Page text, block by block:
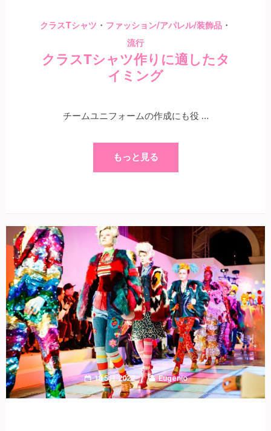
クラスTシャツ ・ ファッション/アパレル/装飾品 ・
流行
クラスTシャツ作りに適したタ
イミング
チームユニフォームの作成にも役 …
もっと見る
18 5月 2022 Eugenio